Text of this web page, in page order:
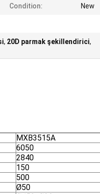
Condition: New
, 20D parmak şekillendirici,
MXB3515A
6050
2840
150
500
Ø50